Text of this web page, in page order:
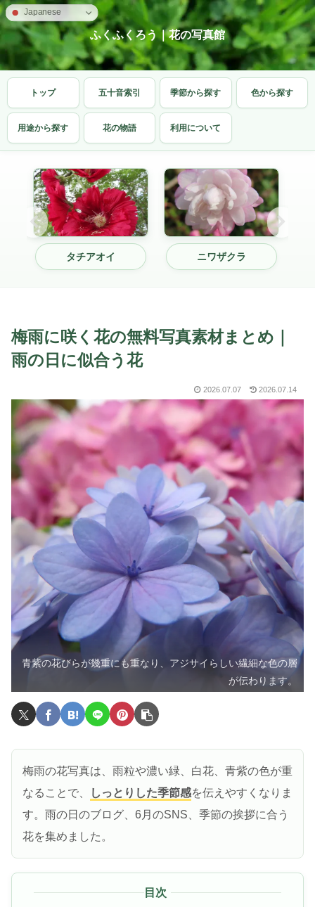
ふくふくろう｜花の写真館
トップ 五十音索引 季節から探す 色から探す
用途から探す 花の物語 利用について
エンドウマメ ナンキンハゼ
梅雨に咲く花の無料写真素材まとめ｜
雨の日に似合う花
2026.07.07 2026.07.14
青紫の花びらが幾重にも重なり、アジサイらしい繊細な色の層
が伝わります。
梅雨の花写真は、雨粒や濃い緑、白花、青紫の色が重
なることで、
しっとりした季節感を伝えやすくなりま
す。雨の日のブログ、6月のSNS、季節の挨拶に合う
花を集めました。
目次
Japanese